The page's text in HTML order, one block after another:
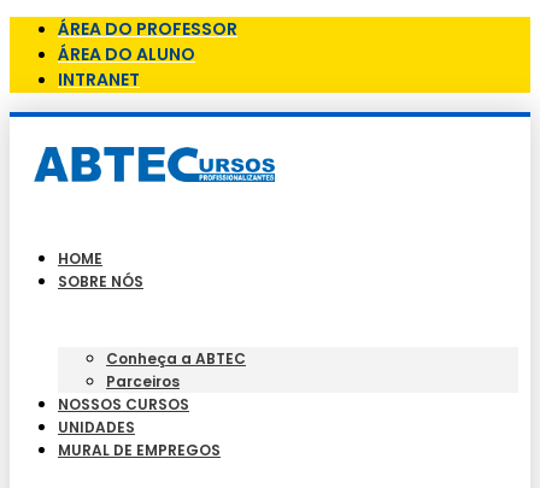
ÁREA DO PROFESSOR
ÁREA DO ALUNO
INTRANET
HOME
SOBRE NÓS
Conheça a ABTEC
Parceiros
NOSSOS CURSOS
UNIDADES
MURAL DE EMPREGOS